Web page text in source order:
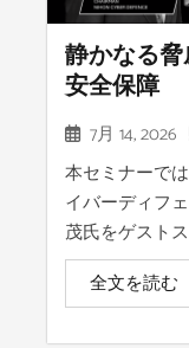
静かなる
安全保障
7月 14, 2026
本セミナーで
イバーディフ
茂氏をゲスト
全文を読む